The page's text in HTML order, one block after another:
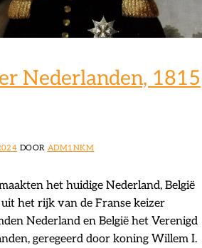
Nederlanden, 1815
DOOR ADM1NKM
het huidige Nederland, België
het rijk van de Franse keizer
Nederland en België het Verenigd
geregeerd door koning Willem I.